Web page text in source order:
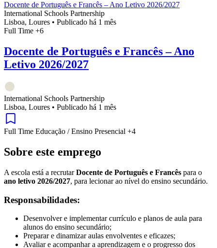
Docente de Português e Francês – Ano Letivo 2026/2027
International Schools Partnership
Lisboa, Loures • Publicado há 1 mês
Full Time +6
Docente de Português e Francês – Ano
Letivo 2026/2027
International Schools Partnership
Lisboa, Loures • Publicado há 1 mês
Full Time Educação / Ensino Presencial +4
Sobre este emprego
A escola está a recrutarDocente de Português e Francês para o
ano letivo 2026/2027, para lecionar ao nível do ensino secundário.
Responsabilidades:
Desenvolver e implementar currículo e planos de aula para
alunos do ensino secundário;
Preparar e dinamizar aulas envolventes e eficazes;
Avaliar e acompanhar a aprendizagem e o progresso dos